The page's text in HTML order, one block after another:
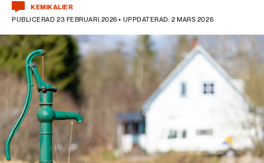
KEMIKALIER
PUBLICERAD 23 FEBRUARI 2026 • UPPDATERAD: 2 MARS 2026